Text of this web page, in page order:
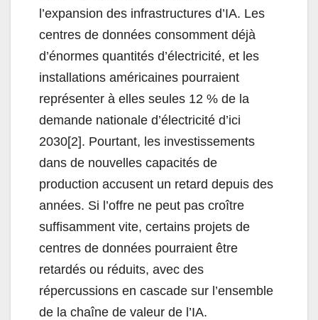
l’expansion des infrastructures d’IA. Les
centres de données consomment déjà
d’énormes quantités d’électricité, et les
installations américaines pourraient
représenter à elles seules 12 % de la
demande nationale d’électricité d’ici
2030[2]. Pourtant, les investissements
dans de nouvelles capacités de
production accusent un retard depuis des
années. Si l’offre ne peut pas croître
suffisamment vite, certains projets de
centres de données pourraient être
retardés ou réduits, avec des
répercussions en cascade sur l’ensemble
de la chaîne de valeur de l’IA.